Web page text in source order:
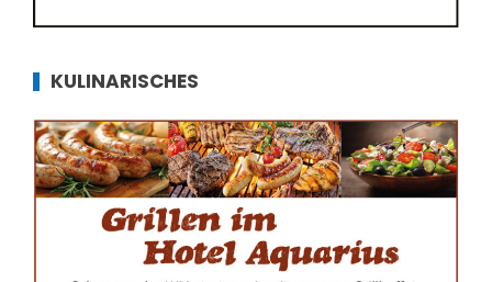
KULINARISCHES